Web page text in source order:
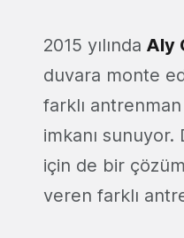
2015 yılında Aly
duvara monte
farklı
imkanı
için de bir
veren farklı